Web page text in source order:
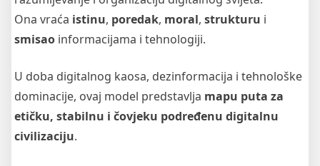
Ona vraća istinu, poredak, moral, strukturu i
smisao informacijama i tehnologiji.
U doba digitalnog kaosa, dezinformacija i tehnološke
dominacije, ovaj model predstavlja mapu puta za
etičku, stabilnu i čovjeku podređenu digitalnu
civilizaciju.